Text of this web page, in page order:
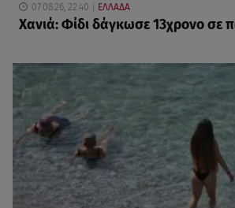
07.08.26, 22:40 ΕΛΛΑΔΑ
Χανιά: Φίδι δάγκωσε 13χρονο σε